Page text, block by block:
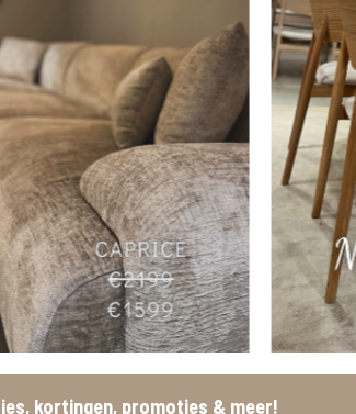
kortingen, promoties & meer!